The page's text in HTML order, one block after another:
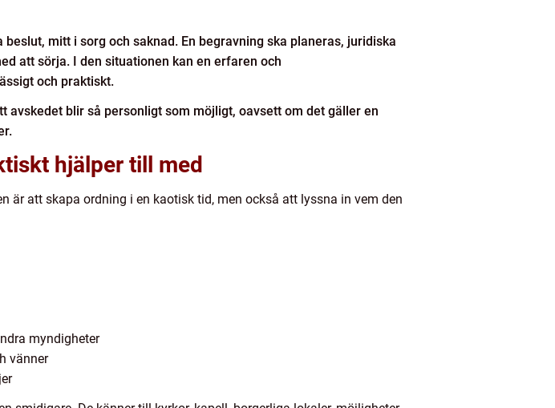
mitt i sorg och saknad. En begravning ska planeras, juridiska
att sörja. I den situationen kan en erfaren och
och praktiskt.
blir så personligt som möjligt, oavsett om det gäller en
hjälper till med
är att skapa ordning i en kaotisk tid, men också att lyssna in vem den
myndigheter
vänner